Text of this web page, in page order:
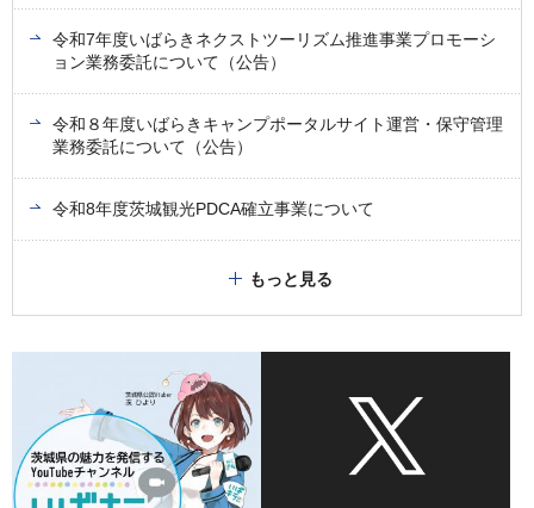
令和7年度いばらきネクストツーリズム推進事業プロモーシ
ョン業務委託について（公告）
令和８年度いばらきキャンプポータルサイト運営・保守管理
業務委託について（公告）
令和8年度茨城観光PDCA確立事業について
もっと見る